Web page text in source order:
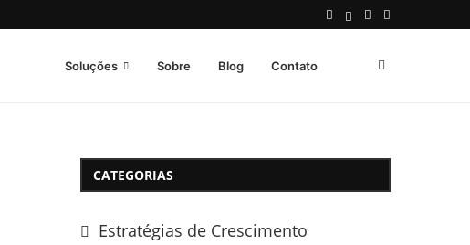
Soluções Sobre Blog Contato
CATEGORIAS
Estratégias de Crescimento